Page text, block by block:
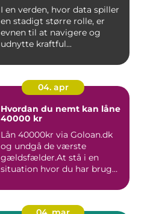
I en verden, hvor data spiller
en stadigt større rolle, er
evnen til at navigere og
udnytte kraftful...
04. apr
Hvordan du nemt kan låne
40000 kr
Lån 40000kr via Goloan.dk
og undgå de værste
gældsfælder.At stå i en
situation hvor du har brug